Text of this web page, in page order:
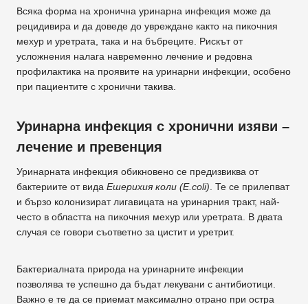
Всяка форма на хронична уринарна инфекция може да
рецидивира и да доведе до увреждане както на пикочния
мехур и уретрата, така и на бъбреците. Рискът от
усложнения налага навременно лечение и редовна
профилактика на проявите на уринарни инфекции, особено
при пациентите с хронични такива.
Уринарна инфекция с хронични изяви –
лечение и превенция
Уринарната инфекция обикновено се предизвиква от
бактериите от вида Ешерихия коли (E.coli) . Те се прилепват
и бързо колонизират лигавицата на уринарния тракт, най-
често в областта на пикочния мехур или уретрата. В двата
случая се говори съответно за цистит и уретрит.
Бактериалната природа на уринарните инфекции
позволява те успешно да бъдат лекувани с антибиотици.
Важно е те да се приемат максимално отрано при остра